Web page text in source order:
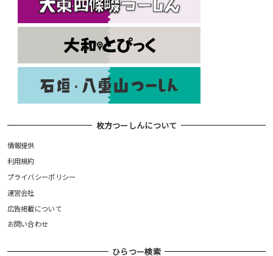
枚方つーしんについて
情報提供
利用規約
プライバシーポリシー
運営会社
広告掲載について
お問い合わせ
ひらつー検索